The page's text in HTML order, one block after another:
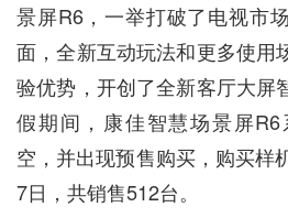
景屏R6，一举打破了电视市
面，全新互动玩法和更多使用
验优势，开创了全新客厅大屏
假期间，康佳智慧场景屏
空，并出现预售购买，购买样
7日，共销售512台。